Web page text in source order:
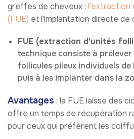
greffes de cheveux : l'extraction
(FUE) et l'implantation directe de
FUE (extraction d'unités
technique consiste à
follicules pileux individuels de
puis à les implanter dans la
Avantages : la FUE laisse des
offre un temps de récupération
pour ceux qui préfèrent les